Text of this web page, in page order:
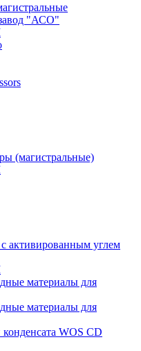
"АСО"
(магистральные)
активированным углем
материалы для
материалы для
WOS CD